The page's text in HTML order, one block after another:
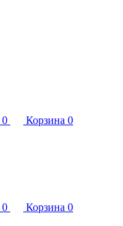
0 Корзина 0
0 Корзина 0